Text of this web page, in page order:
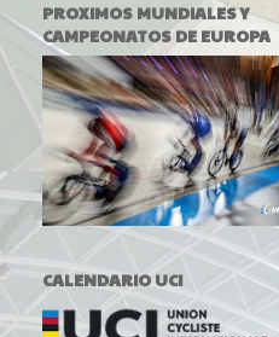
PROXIMOS MUNDIALES Y
CAMPEONATOS DE EUROPA
CALENDARIO UCI